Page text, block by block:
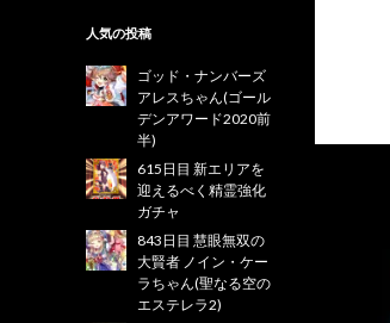
人気の投稿
ゴッド・ナンバーズ
アレスちゃん(ゴール
デンアワード2020前
半)
615日目 新エリアを
迎えるべく精霊強化
ガチャ
843日目 慧眼無双の
大賢者 ノイン・ケー
ラちゃん(聖なる空の
エステレラ2)